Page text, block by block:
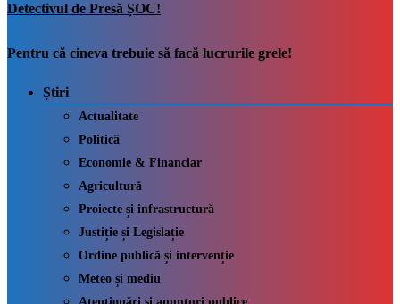
Detectivul de Presă ȘOC!
Pentru că cineva trebuie să facă lucrurile grele!
Știri
Actualitate
Politică
Economie & Financiar
Agricultură
Proiecte și infrastructură
Justiție și Legislație
Ordine publică și intervenție
Meteo și mediu